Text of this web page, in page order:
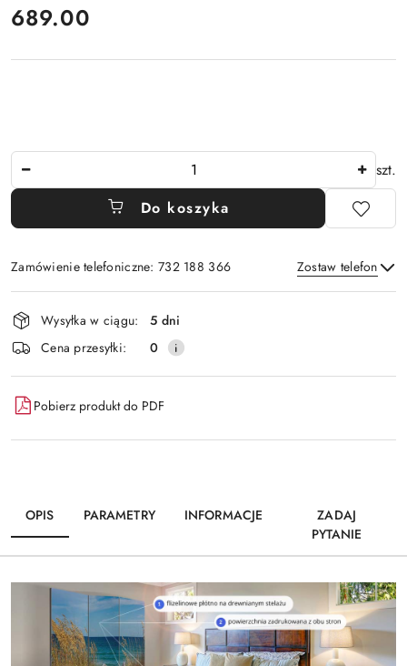
cena:
689.00
szt.
Do koszyka
Zamówienie telefoniczne: 732 188 366 Zostaw telefon
Wyślij
Dostępność
i
dostawa
Wysyłka w ciągu:
5 dni
Cena przesyłki:
0
Pobierz produkt do PDF
OPIS PARAMETRY INFORMACJE
ZADAJ
PYTANIE